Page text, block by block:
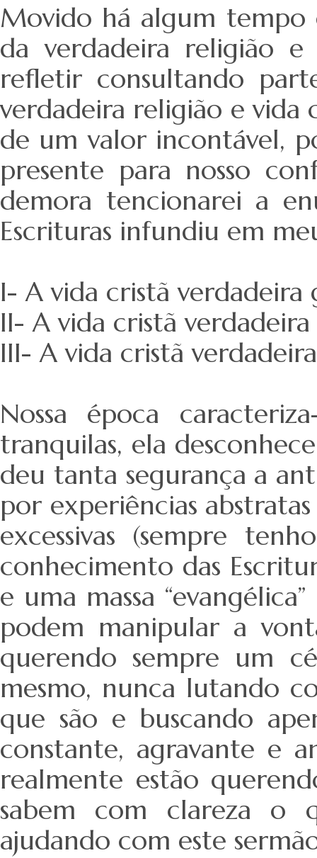
Movido há algum tempo
da verdadeira religião
refletir consultando
verdadeira religião e vida
de um valor incontável,
presente para nosso
demora tencionarei a
Escrituras infundiu em
I- A vida cristã
II- A vida cristã
III- A vida cristã
Nossa época
tranquilas, ela
deu tanta segurança a
por experiências
excessivas (sempre
conhecimento das
e uma massa
podem manipular a
querendo sempre um
mesmo, nunca lutando
que são e buscando
constante, agravante e
realmente estão
sabem com clareza o
ajudando com este